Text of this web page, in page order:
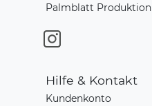
Palmblatt Produktion
Hilfe & Kontakt
Kundenkonto